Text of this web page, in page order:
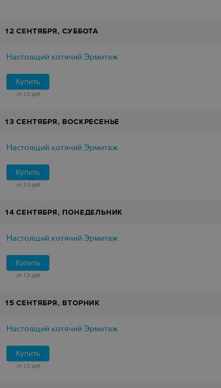
12 СЕНТЯБРЯ, СУББОТА
Настоящий котячий Эрмитаж
Купить
от 13 руб.
13 СЕНТЯБРЯ, ВОСКРЕСЕНЬЕ
Настоящий котячий Эрмитаж
Купить
от 13 руб.
14 СЕНТЯБРЯ, ПОНЕДЕЛЬНИК
Настоящий котячий Эрмитаж
Купить
от 13 руб.
15 СЕНТЯБРЯ, ВТОРНИК
Настоящий котячий Эрмитаж
Купить
от 13 руб.